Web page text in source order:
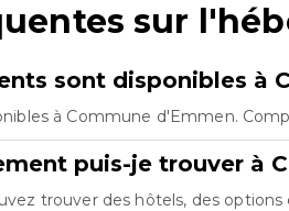
sur
sont disponibles à
à Commune d'Emmen.
puis-je trouver à
trouver des hôtels, des